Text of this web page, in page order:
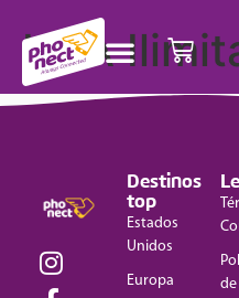
USA
Destinos
top
Estados
Unidos
Europa
de